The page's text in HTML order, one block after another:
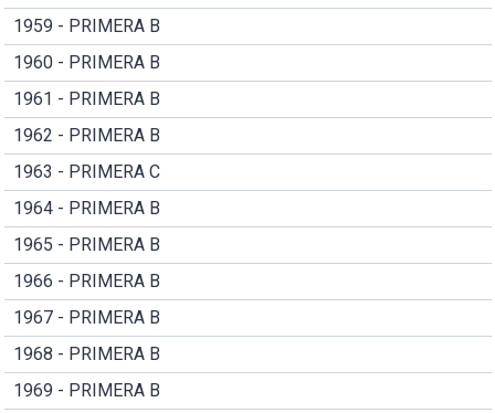
1959 - PRIMERA B
1960 - PRIMERA B
1961 - PRIMERA B
1962 - PRIMERA B
1963 - PRIMERA C
1964 - PRIMERA B
1965 - PRIMERA B
1966 - PRIMERA B
1967 - PRIMERA B
1968 - PRIMERA B
1969 - PRIMERA B